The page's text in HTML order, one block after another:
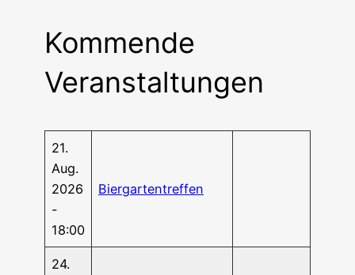
Kommende
Veranstaltungen
21.
Aug.
2026
-
18:00
Bier­gar­ten­tref­fen
24.